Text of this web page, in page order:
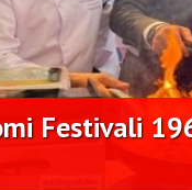
Festivali